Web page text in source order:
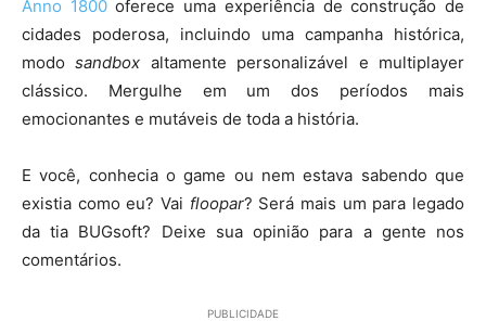
Anno 1800oferece uma experiência de construção de
cidades poderosa, incluindo uma campanha histórica,
modosandbox altamente personalizável e multiplayer
clássico. Mergulhe em um dos períodos mais
emocionantes e mutáveis ​​de toda a história.
E você, conhecia o game ou nem estava sabendo que
existia como eu? Vai floopar? Será mais um para legado
da tia BUGsoft? Deixe sua opinião para a gente nos
comentários.
PUBLICIDADE